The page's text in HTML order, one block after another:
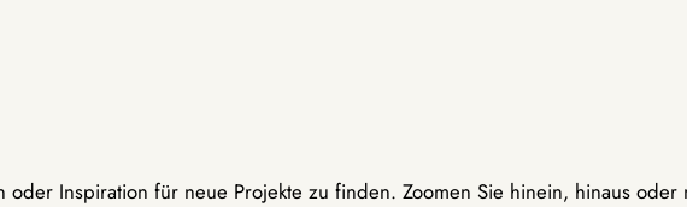
Inspiration für neue Projekte zu finden. Zoomen Sie hinein, hinaus oder